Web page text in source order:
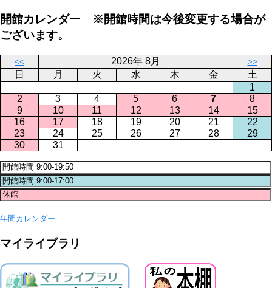
開館カレンダー ※開館時間は今後変更する場合が
ございます。
<< 2026年 8月 >>
日 月 火 水 木 金
土
1
2
3 4 5 6 7
8
9
10 11 12 13 14
15
16
17 18 19 20 21
22
23
24 25 26 27 28
29
30
31
年間カレンダー
マイライブラリ